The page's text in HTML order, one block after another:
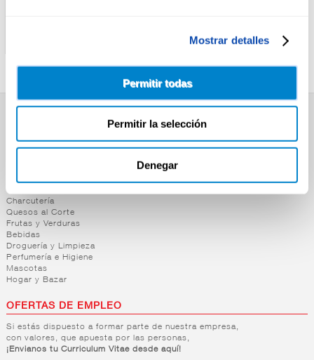
Mostrar detalles
Permitir todas
Permitir la selección
Denegar
KELLOGG´S 330G
Alimentación
Congelados
Carnicería
Charcutería
Quesos al Corte
Frutas y Verduras
Bebidas
Droguería y Limpieza
Perfumería e Higiene
Mascotas
Hogar y Bazar
OFERTAS DE EMPLEO
Si estás dispuesto a formar parte de nuestra empresa,
con valores, que apuesta por las personas,
¡Envianos tu Curriculum Vitae desde aquí!